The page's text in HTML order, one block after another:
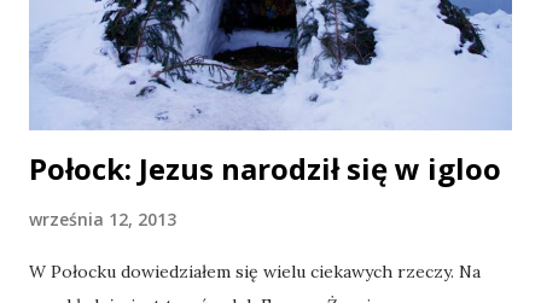
Połock: Jezus narodził się w igloo
września 12, 2013
W Połocku dowiedziałem się wielu ciekawych rzeczy. Na